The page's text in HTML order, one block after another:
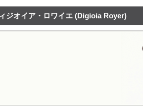
ジオイア・ロワイエ (Digioia Royer)